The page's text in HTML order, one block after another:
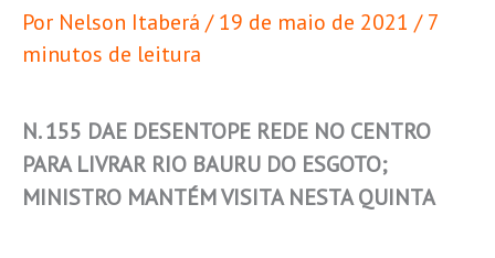
Por Nelson Itaberá /19 de maio de 2021 /7
minutos de leitura
N. 155 DAE DESENTOPE REDE NO CENTRO
PARA LIVRAR RIO BAURU DO ESGOTO;
MINISTRO MANTÉM VISITA NESTA QUINTA